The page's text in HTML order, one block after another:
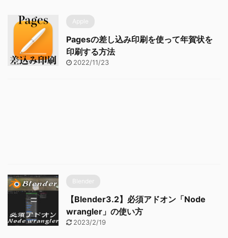
Apple
Pagesの差し込み印刷を使って年賀状を
印刷する方法
2022/11/23
Blender
【Blender3.2】必須アドオン「Node
wrangler」の使い方
2023/2/19